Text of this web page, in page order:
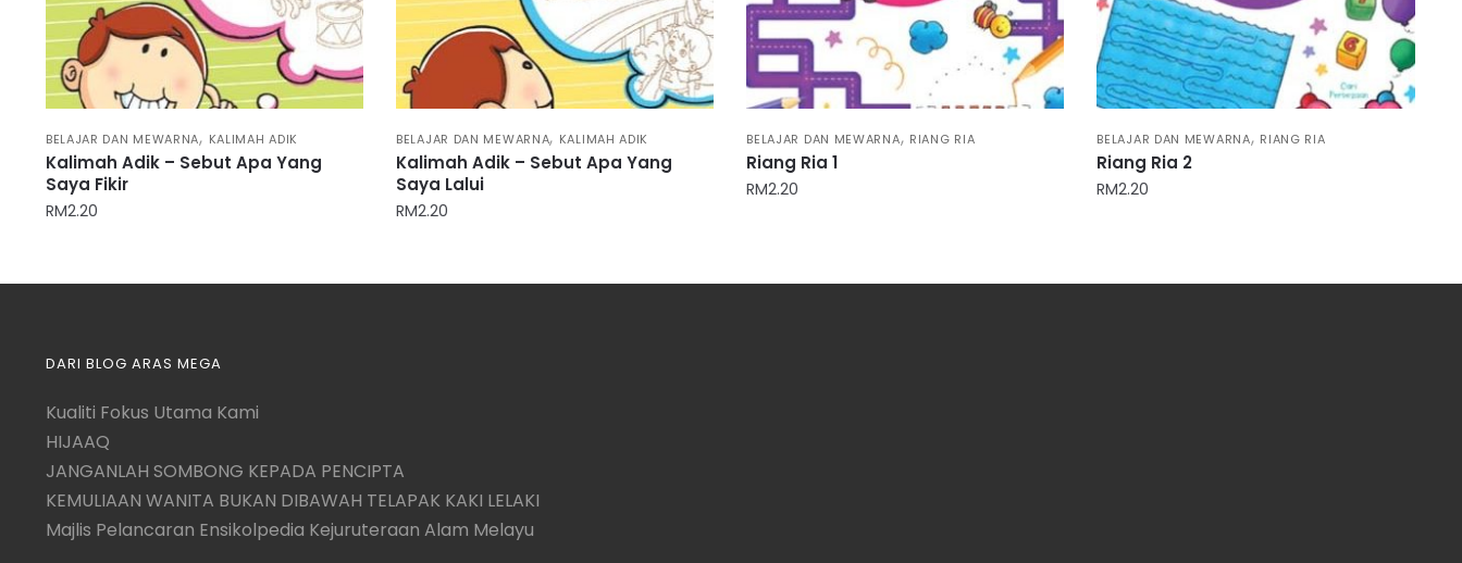
BELAJAR DAN MEWARNA, KALIMAH ADIK
Kalimah Adik – Sebut Apa Yang
Saya Fikir
RM2.20
BELAJAR DAN MEWARNA, KALIMAH ADIK
Kalimah Adik – Sebut Apa Yang
Saya Lalui
RM2.20
BELAJAR DAN MEWARNA, RIANG RIA
Riang Ria 1
RM2.20
BELAJAR DAN MEWARNA, RIANG RIA
Riang Ria 2
RM2.20
DARI BLOG ARAS MEGA
Kualiti Fokus Utama Kami
HIJAAQ
JANGANLAH SOMBONG KEPADA PENCIPTA
KEMULIAAN WANITA BUKAN DIBAWAH TELAPAK KAKI LELAKI
Majlis Pelancaran Ensikolpedia Kejuruteraan Alam Melayu